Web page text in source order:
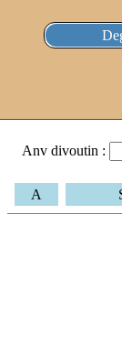
Anv divoutin :
A